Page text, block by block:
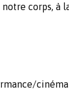
corps, à